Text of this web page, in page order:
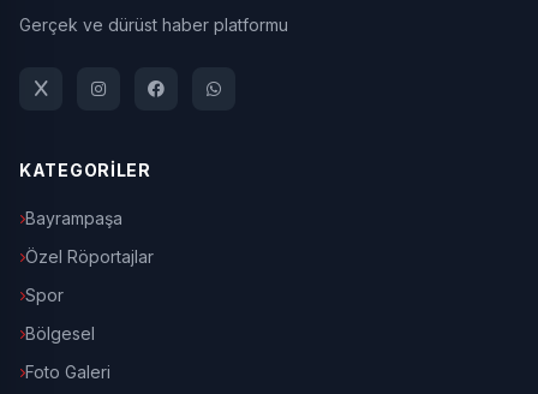
Gerçek ve dürüst haber platformu
KATEGORİLER
Bayrampaşa
Özel Röportajlar
Spor
Bölgesel
Foto Galeri